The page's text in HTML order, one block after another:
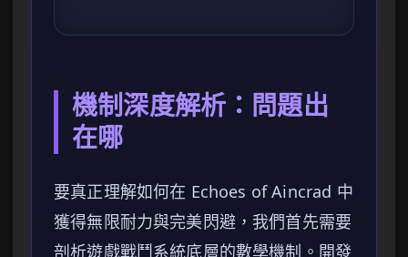
機制深度解析：問題出
在哪
要真正理解如何在 Echoes of Aincrad 中
獲得無限耐力與完美閃避，我們首先需要
剖析遊戲戰鬥系統底層的數學機制。開發